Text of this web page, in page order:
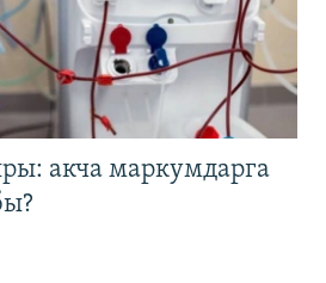
акча маркумдарга